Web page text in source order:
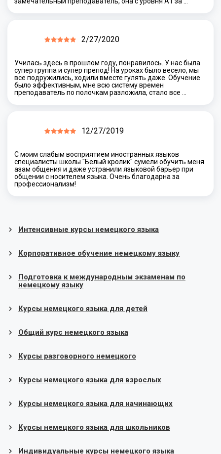
2/27/2020
Училась здесь в прошлом году, понравилось. У нас была
супер группа и супер препод! На уроках было весело, мы
все подружились, ходили вместе гулять даже. Обучение
было эффективным, мне всю систему времен
преподаватель по полочкам разложила, стало все …
12/27/2019
С моим слабым восприятием иностранных языков
специалисты школы "Белый кролик" сумели обучить меня
азам общения и даже устранили языковой барьер при
общении с носителем языка. Очень благодарна за
профессионализм!
Интенсивные курсы немецкого языка
Корпоративное обучение немецкому языку
Подготовка к международным экзаменам по
немецкому языку
Курсы немецкого языка для детей
Общий курс немецкого языка
Курсы разговорного немецкого
Курсы немецкого языка для взрослых
Курсы немецкого языка для начинающих
Курсы немецкого языка для школьников
Индивидуальные курсы немецкого языка